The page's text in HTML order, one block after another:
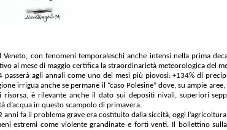
con fenomeni temporaleschi anche intensi nella prima
al mese di maggio certifica la straordinarietà meteorologica del
passerà agli annali come uno dei mesi più piovosi: +134% di
irrigua anche se permane il “caso Polesine” dove, su ampie
è rilevante anche il dato sui depositi nivali, superiori
d’acqua in questo scampolo di primavera.
fa il problema grave era costituito dalla siccità, oggi
estremi come violente grandinate e forti venti. Il bollettino